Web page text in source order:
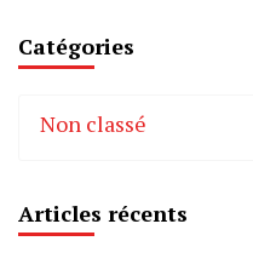
Catégories
Non classé
Articles récents